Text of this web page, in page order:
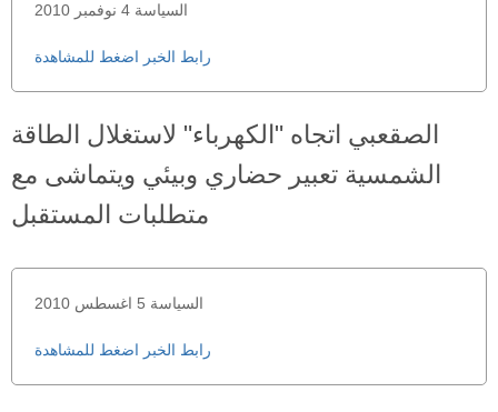
السياسة 4 نوفمبر 2010
رابط الخبر اضغط للمشاهدة
الصقعبي اتجاه "الكهرباء" لاستغلال الطاقة
الشمسية تعبير حضاري وبيئي ويتماشى مع
متطلبات المستقبل
السياسة 5 اغسطس 2010
رابط الخبر اضغط للمشاهدة